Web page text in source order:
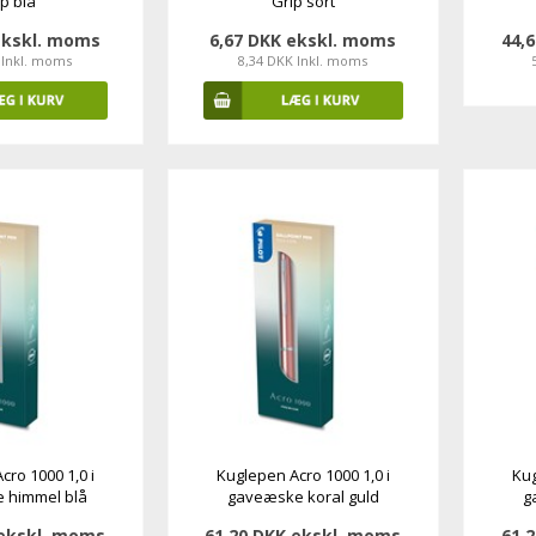
moms
Inkl. moms
6,67 DKK ekskl. moms
8,34 DKK Inkl. moms
1000 1,0 i
blå
Kuglepen Acro 1000 1,0 i
gaveæske koral guld